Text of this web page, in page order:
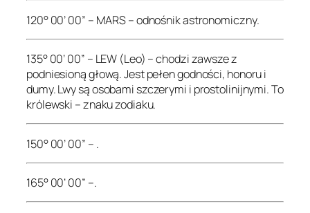
120° 00’ 00” – MARS – odnośnik astronomiczny.
135° 00’ 00” – LEW (Leo) – chodzi zawsze z
podniesioną głową. Jest pełen godności, honoru i
dumy. Lwy są osobami szczerymi i prostolinijnymi. To
królewski – znaku zodiaku.
150° 00’ 00” – .
165° 00’ 00” –.